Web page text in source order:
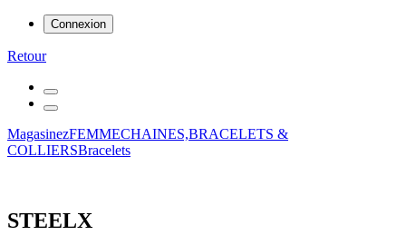
Connexion
Retour
MagasinezFEMMECHAINES,BRACELETS &
COLLIERSBracelets
STEELX